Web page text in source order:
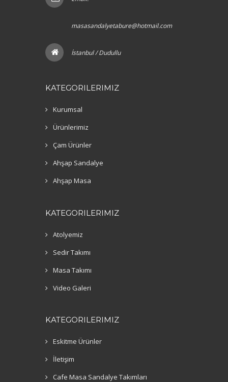
masasandalyetabure@hotmail.com
İstanbul / Dudullu
KATEGORILERIMIZ
Kurumsal
Ürünlerimiz
Çam Ürünler
Ahşap Sandalye
Ahşap Masa
KATEGORILERIMIZ
Atolyemiz
Sedir Takımı
Masa Takımı
Video Galeri
KATEGORILERIMIZ
Eskitme Ürünler
İletişim
Cafe Masa Sandalye Takımları